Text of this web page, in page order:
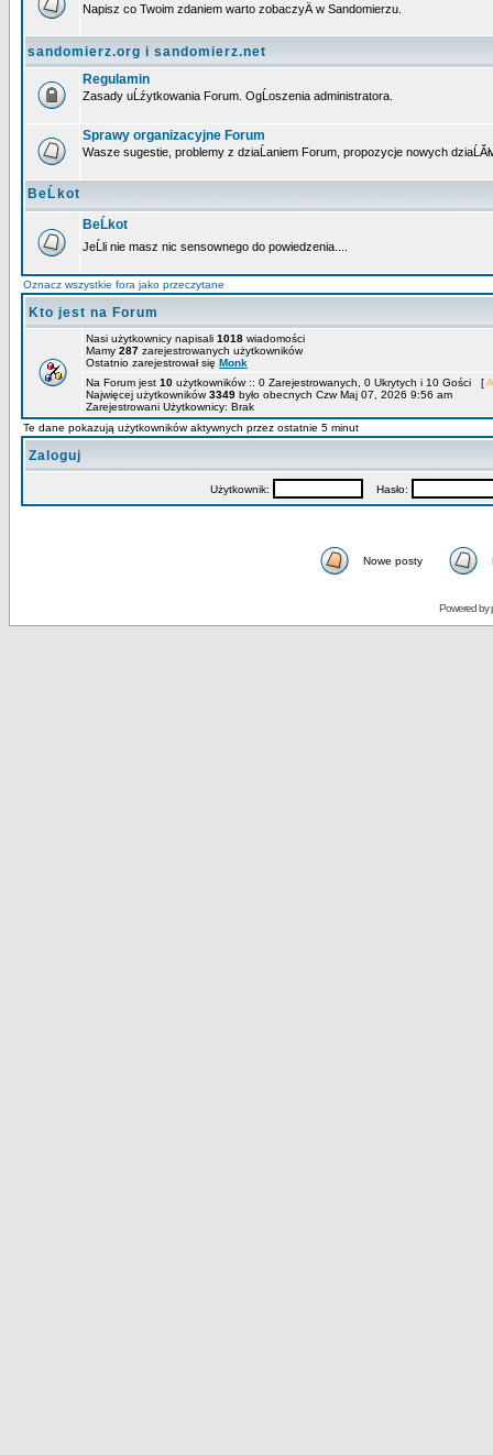
Napisz co Twoim zdaniem warto zobaczyÄ w Sandomierzu.
sandomierz.org i sandomierz.net
Regulamin
Zasady uĹźytkowania Forum. OgĹoszenia administratora.
Sprawy organizacyjne Forum
Wasze sugestie, problemy z dziaĹaniem Forum, propozycje nowych
BeĹkot
BeĹkot
JeĹli nie masz nic sensownego do powiedzenia....
Oznacz wszystkie fora jako przeczytane
Kto jest na Forum
Nasi użytkownicy napisali 1018 wiadomości
Mamy 287 zarejestrowanych użytkowników
Ostatnio zarejestrował się Monk
Na Forum jest 10 użytkowników :: 0 Zarejestrowanych, 0 Ukrytych i 10 Gości [
Najwięcej użytkowników3349 było obecnych Czw Maj 07, 2026 9:56 am
Zarejestrowani Użytkownicy: Brak
Te dane pokazują użytkowników aktywnych przez ostatnie 5 minut
Zaloguj
Użytkownik: Hasło:
Nowe posty
Powered by